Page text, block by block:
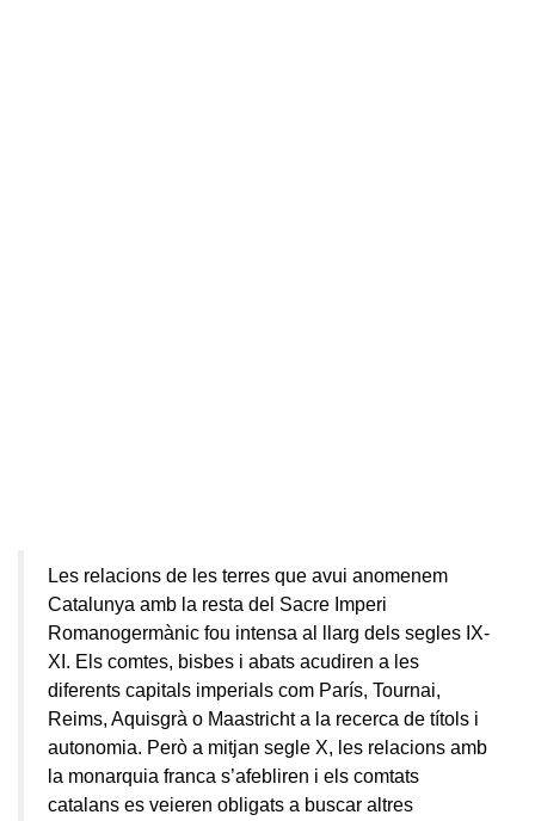
Les relacions de les terres que avui anomenem
Catalunya amb la resta del Sacre Imperi
Romanogermànic fou intensa al llarg dels segles IX-
XI. Els comtes, bisbes i abats acudiren a les
diferents capitals imperials com París, Tournai,
Reims, Aquisgrà o Maastricht a la recerca de títols i
autonomia. Però a mitjan segle X, les relacions amb
la monarquia franca s’afebliren i els comtats
catalans es veieren obligats a buscar altres